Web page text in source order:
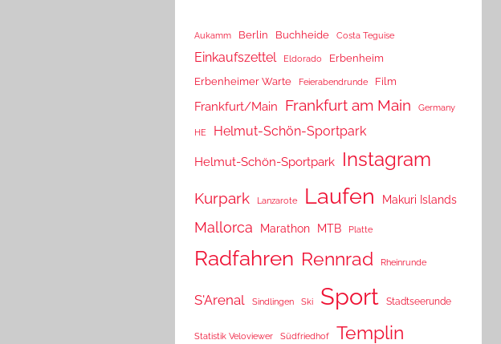
Aukamm Berlin Buchheide Costa Teguise
Einkaufszettel Eldorado
Erbenheim
Erbenheimer Warte
Feierabendrunde Film
Frankfurt/Main Frankfurt am Main Germany
HE Helmut-Schön-Sportpark
Helmut-Schön-Sportpark Instagram
Kurpark Lanzarote Laufen Makuri Islands
Mallorca Marathon MTB Platte
Radfahren Rennrad Rheinrunde
S'Arenal Sindlingen Ski Sport Stadtseerunde
Statistik Veloviewer Südfriedhof Templin